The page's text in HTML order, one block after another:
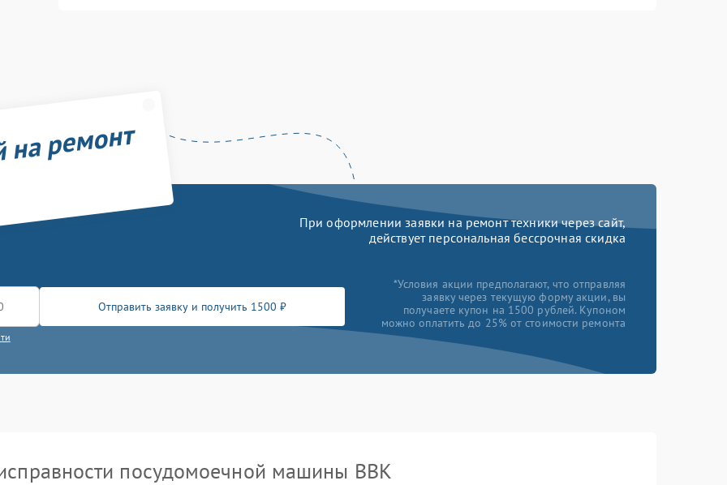
ремонт
При оформлении заявки на ремонт техники через сайт,
действует персональная бессрочная скидка
Отправить заявку и получить 1500 ₽
*Условия акции предполагают, что отправляя
заявку через текущую форму акции, вы
получаете купон на 1500 рублей. Купоном
можно оплатить до 25% от стоимости ремонта
посудомоечной машины BBK